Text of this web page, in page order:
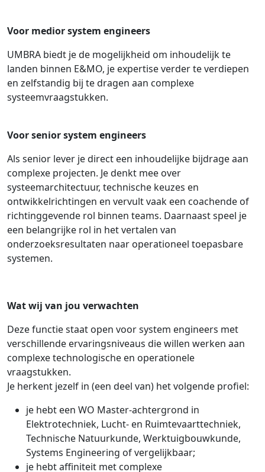
Voor medior system engineers
UMBRA biedt je de mogelijkheid om inhoudelijk te
landen binnen E&MO, je expertise verder te verdiepen
en zelfstandig bij te dragen aan complexe
systeemvraagstukken.
Voor senior system engineers
Als senior lever je direct een inhoudelijke bijdrage aan
complexe projecten. Je denkt mee over
systeemarchitectuur, technische keuzes en
ontwikkelrichtingen en vervult vaak een coachende of
richtinggevende rol binnen teams. Daarnaast speel je
een belangrijke rol in het vertalen van
onderzoeksresultaten naar operationeel toepasbare
systemen.
Wat wij van jou verwachten
Deze functie staat open voor system engineers met
verschillende ervaringsniveaus die willen werken aan
complexe technologische en operationele
vraagstukken.
Je herkent jezelf in (een deel van) het volgende profiel:
je hebt een WO Master-achtergrond in
Elektrotechniek, Lucht- en Ruimtevaarttechniek,
Technische Natuurkunde, Werktuigbouwkunde,
Systems Engineering of vergelijkbaar;
je hebt affiniteit met complexe